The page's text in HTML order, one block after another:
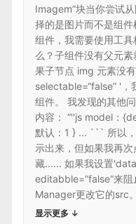
Imagem”块当你尝试
择的是图片而不是组
组件，我需要使用工
么？子组件没有父元
果子节点 img 元素没
selectable=“false” '，
组件。 我发现的其他
内容： “''js model：
默认：1 } ... ``` 所以
示出来，但如果我再
藏...... 如果我设置
editabble=”false“来
Manager更改它的src
显示更多 ↓